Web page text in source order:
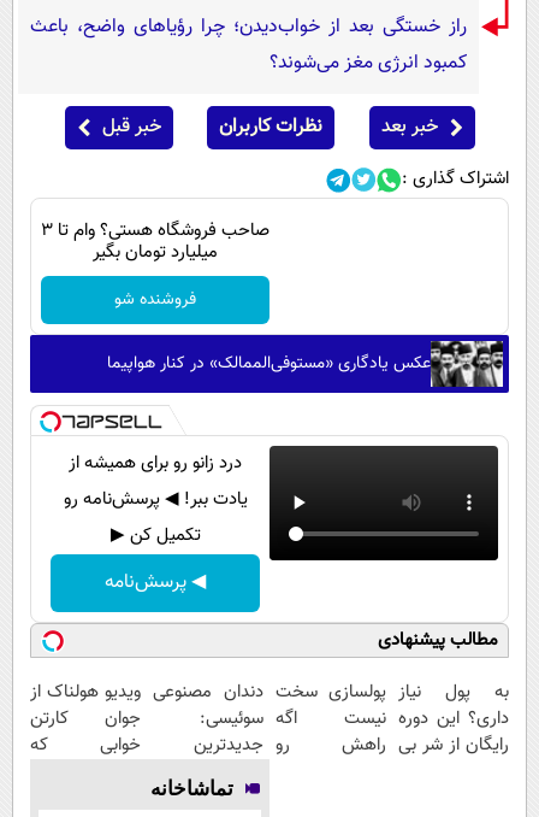
راز خستگی بعد از خواب‌دیدن؛ چرا رؤیاهای واضح، باعث
کمبود انرژی مغز می‌شوند؟
خبر بعد نظرات کاربران خبر قبل
اشتراک گذاری :
صاحب فروشگاه هستی؟ وام تا ۳
میلیارد تومان بگیر
فروشنده شو
عکس یادگاری «مستوفی‌الممالک» در کنار هواپیما
درد زانو رو برای همیشه از
یادت ببر! ◀ پرسش‌نامه رو
تکمیل کن ▶
◀ پرسش‌نامه
مطالب پیشنهادی
به پول نیاز
داری؟ این دوره
رایگان از شر بی
پولسازی سخت
نیست اگه
راهش رو
دندان مصنوعی
سوئیسی:
جدیدترین
فناوری اروپا،
سبک و مقاوم |
ویدیو هولناک از
جوان کارتن
خوابی که
تماشاخانه